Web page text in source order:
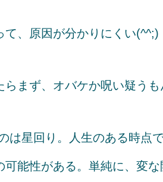
、原因が分かりにくい(^^;)
まず、オバケか呪い疑うも
は星回り。人生のある時点
能性がある。単純に、変